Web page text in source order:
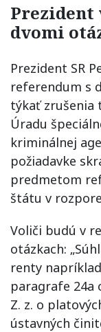
Prezident
dvomi
Prezident SR
referendum s
týkať zrušenia
Úradu
kriminálnej
požiadavke
predmetom
štátu v
Voliči budú v
otázkach:
renty
paragrafe 24a
Z. z. o
ústavných